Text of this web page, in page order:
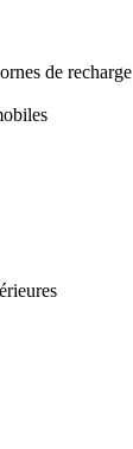
de recharge